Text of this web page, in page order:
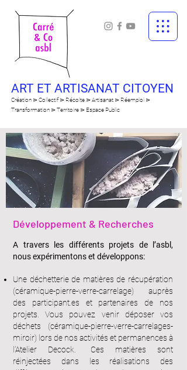
ART ET ARTISANAT CITOYEN
Création ⋗ Collectif ⋗ Récolte ⋗ Artisanat ⋗ Réemploi ⋗
Transformation ⋗ Territoire ⋗ Espace Public
Développement & Recherches
A travers les différents projets de l’asbl,
nous expérimentons et développons:
Une déchetterie de matières de récupération
(céramique-pierre-verre-carrelage) auprès
des participant.es et partenaires de nos
projets. Vous pouvez venir déposer vos
déchets (céramique-pierre-verre-carrelages-
miroir) lors de nos activités et permanences à
l’Atelier Decock.
Ces matières sont
réinjectées dans les réalisations des